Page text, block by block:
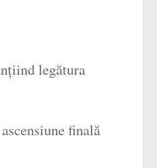
legătura
finală